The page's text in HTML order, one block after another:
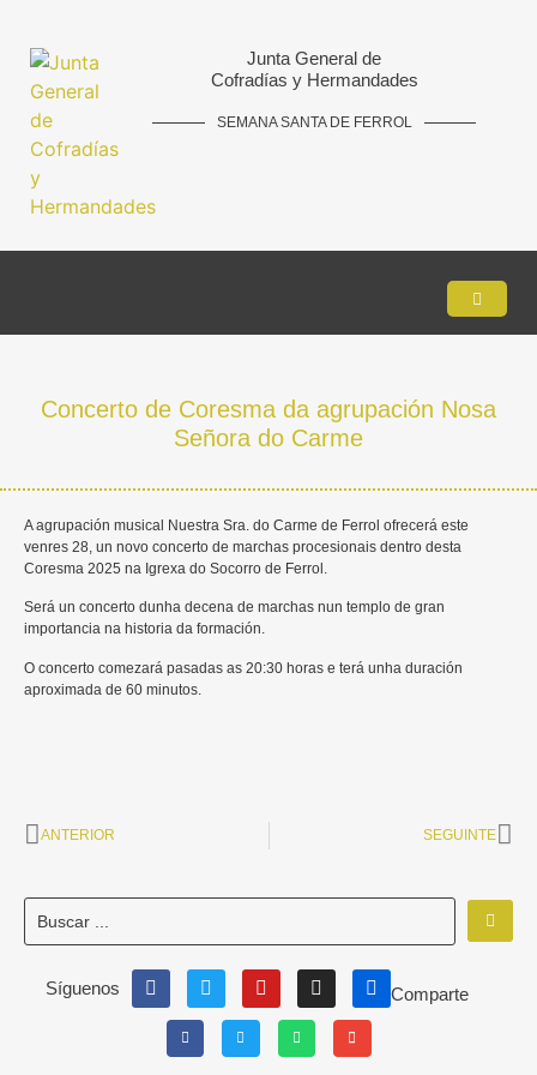
Junta General de
Cofradías y Hermandades
SEMANA SANTA DE FERROL
Concerto de Coresma da agrupación Nosa
Señora do Carme
A agrupación musical Nuestra Sra. do Carme de Ferrol ofrecerá este
venres 28, un novo concerto de marchas procesionais dentro desta
Coresma 2025 na Igrexa do Socorro de Ferrol.
Será un concerto dunha decena de marchas nun templo de gran
importancia na historia da formación.
O concerto comezará pasadas as 20:30 horas e terá unha duración
aproximada de 60 minutos.
ANTERIOR SEGUINTE
Síguenos Comparte